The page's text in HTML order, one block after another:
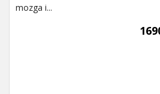
mozga i...